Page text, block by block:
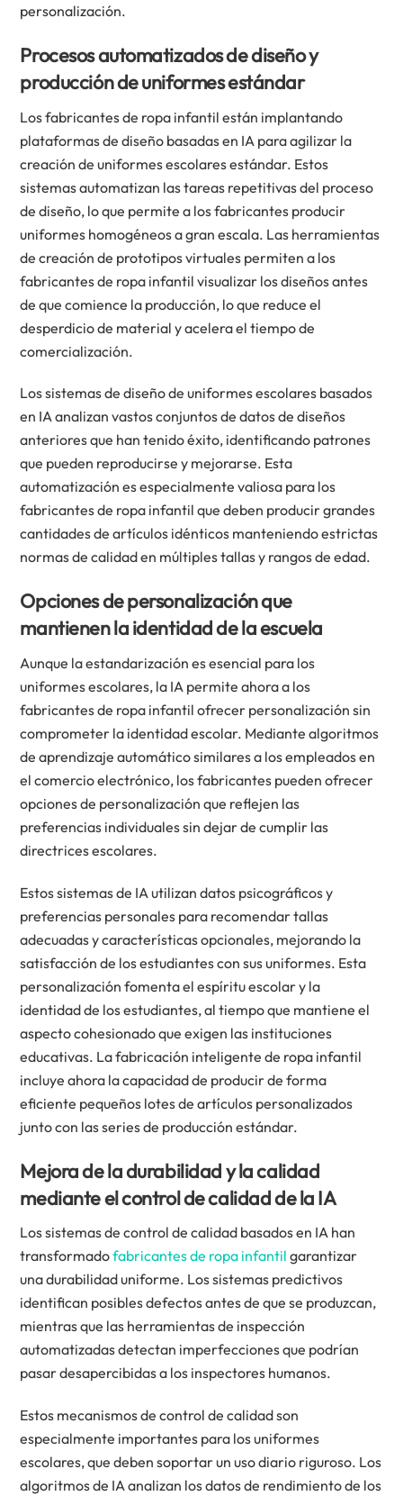
personalización.
Procesos automatizados de diseño y
producción de uniformes estándar
Los fabricantes de ropa infantil están implantando
plataformas de diseño basadas en IA para agilizar la
creación de uniformes escolares estándar. Estos
sistemas automatizan las tareas repetitivas del proceso
de diseño, lo que permite a los fabricantes producir
uniformes homogéneos a gran escala. Las herramientas
de creación de prototipos virtuales permiten a los
fabricantes de ropa infantil visualizar los diseños antes
de que comience la producción, lo que reduce el
desperdicio de material y acelera el tiempo de
comercialización.
Los sistemas de diseño de uniformes escolares basados
en IA analizan vastos conjuntos de datos de diseños
anteriores que han tenido éxito, identificando patrones
que pueden reproducirse y mejorarse. Esta
automatización es especialmente valiosa para los
fabricantes de ropa infantil que deben producir grandes
cantidades de artículos idénticos manteniendo estrictas
normas de calidad en múltiples tallas y rangos de edad.
Opciones de personalización que
mantienen la identidad de la escuela
Aunque la estandarización es esencial para los
uniformes escolares, la IA permite ahora a los
fabricantes de ropa infantil ofrecer personalización sin
comprometer la identidad escolar. Mediante algoritmos
de aprendizaje automático similares a los empleados en
el comercio electrónico, los fabricantes pueden ofrecer
opciones de personalización que reflejen las
preferencias individuales sin dejar de cumplir las
directrices escolares.
Estos sistemas de IA utilizan datos psicográficos y
preferencias personales para recomendar tallas
adecuadas y características opcionales, mejorando la
satisfacción de los estudiantes con sus uniformes. Esta
personalización fomenta el espíritu escolar y la
identidad de los estudiantes, al tiempo que mantiene el
aspecto cohesionado que exigen las instituciones
educativas. La fabricación inteligente de ropa infantil
incluye ahora la capacidad de producir de forma
eficiente pequeños lotes de artículos personalizados
junto con las series de producción estándar.
Mejora de la durabilidad y la calidad
mediante el control de calidad de la IA
Los sistemas de control de calidad basados en IA han
transformadofabricantes de ropa infantil garantizar
una durabilidad uniforme. Los sistemas predictivos
identifican posibles defectos antes de que se produzcan,
mientras que las herramientas de inspección
automatizadas detectan imperfecciones que podrían
pasar desapercibidas a los inspectores humanos.
Estos mecanismos de control de calidad son
especialmente importantes para los uniformes
escolares, que deben soportar un uso diario riguroso. Los
algoritmos de IA analizan los datos de rendimiento de los